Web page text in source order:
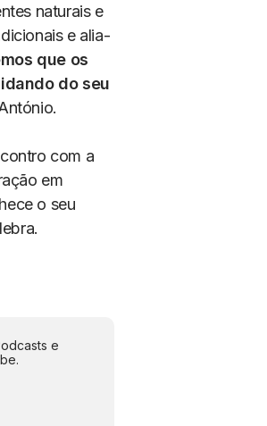
naturais e
e alia-
que os
do seu
com a
em
o seu
e